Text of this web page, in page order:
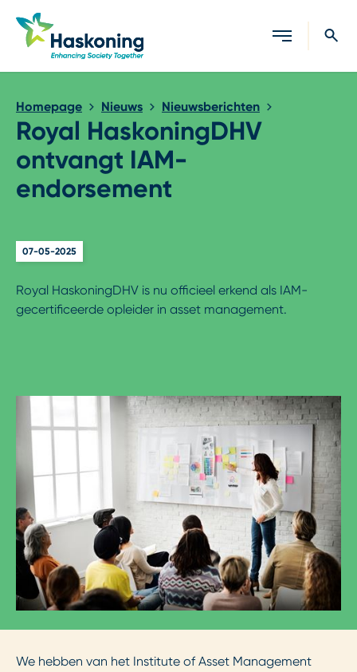
Sluiten
Homepage Nieuws Nieuwsberichten
Royal HaskoningDHV
ontvangt IAM-
endorsement
07-05-2025
Royal HaskoningDHV is nu officieel erkend als IAM-
gecertificeerde opleider in asset management.
We hebben van het Institute of Asset Management